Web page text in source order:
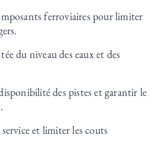
ferroviaires pour limiter
.
du niveau des eaux et des
des pistes et garantir le
et limiter les couts